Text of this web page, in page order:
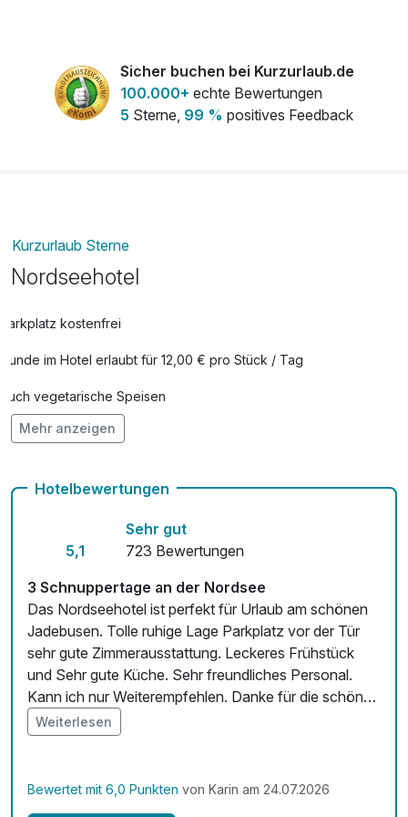
Eine Flasche Weißwein (Edition
Wattenmeer)
Sicher buchen bei Kurzurlaub.de
100.000+ echte Bewertungen
5 Sterne, 99 % positives Feedback
Kurzurlaub Sterne
Nordseehotel
Parkplatz kostenfrei
Hunde im Hotel erlaubt für 12,00 € pro Stück / Tag
Auch vegetarische Speisen
Fahrradverleih
Mehr anzeigen
Hotelbewertungen
5,1
Sehr gut
723 Bewertungen
3 Schnuppertage an der Nordsee
Das Nordseehotel ist perfekt für Urlaub am schönen
Jadebusen. Tolle ruhige Lage Parkplatz vor der Tür
sehr gute Zimmerausstattung. Leckeres Frühstück
und Sehr gute Küche. Sehr freundliches Personal.
Kann ich nur Weiterempfehlen. Danke für die schöne
Zeit
Weiterlesen
Bewertet mit 6,0 Punkten von Karin am 24.07.2026